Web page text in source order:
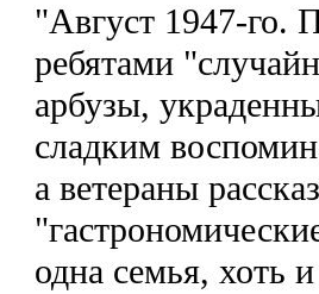
"Август 1947-го.
ребятами
арбузы,
сладким
а ветераны
одна семья, хоть